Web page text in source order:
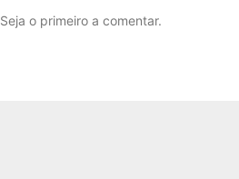
Seja o primeiro a comentar.